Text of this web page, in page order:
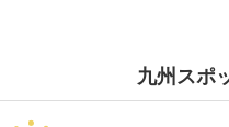
九州スポ